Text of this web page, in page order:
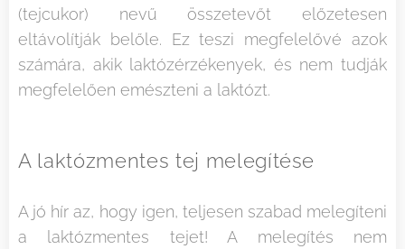
(tejcukor) nevű összetevőt előzetesen
eltávolítják belőle. Ez teszi megfelelővé azok
számára, akik laktózérzékenyek, és nem tudják
megfelelően emészteni a laktózt.
A laktózmentes tej melegítése
A jó hír az, hogy igen, teljesen szabad melegíteni
a laktózmentes tejet! A melegítés nem